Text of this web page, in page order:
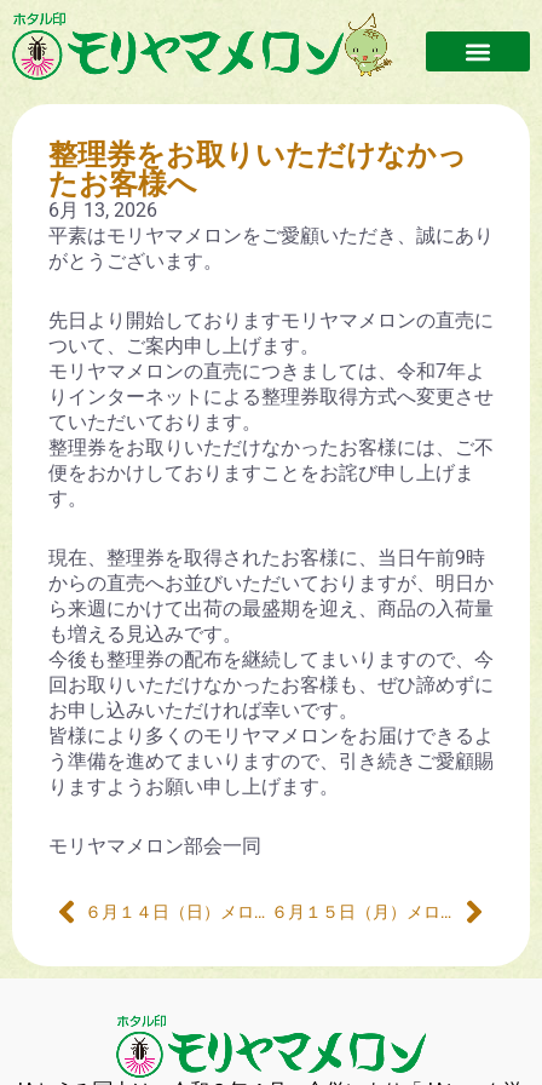
整理券をお取りいただけなかっ
たお客様へ
6月 13, 2026
平素はモリヤマメロンをご愛顧いただき、誠にあり
がとうございます。
先日より開始しておりますモリヤマメロンの直売に
ついて、ご案内申し上げます。
モリヤマメロンの直売につきましては、令和7年よ
りインターネットによる整理券取得方式へ変更させ
ていただいております。
整理券をお取りいただけなかったお客様には、ご不
便をおかけしておりますことをお詫び申し上げま
す。
現在、整理券を取得されたお客様に、当日午前9時
からの直売へお並びいただいておりますが、明日か
ら来週にかけて出荷の最盛期を迎え、商品の入荷量
も増える見込みです。
今後も整理券の配布を継続してまいりますので、今
回お取りいただけなかったお客様も、ぜひ諦めずに
お申し込みいただければ幸いです。
皆様により多くのモリヤマメロンをお届けできるよ
う準備を進めてまいりますので、引き続きご愛顧賜
りますようお願い申し上げます。
モリヤマメロン部会一同
６月１４日（日）メロン販売について ６月１５日（月）メロン販売について